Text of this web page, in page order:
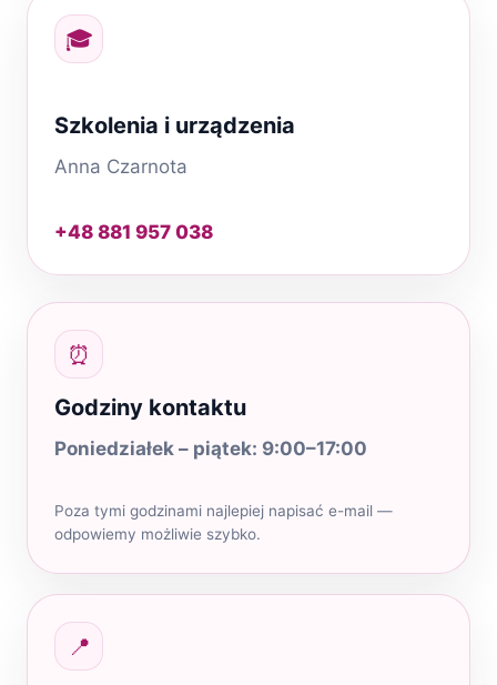
🎓
Szkolenia i urządzenia
Anna Czarnota
+48 881 957 038
⏰
Godziny kontaktu
Poniedziałek – piątek: 9:00–17:00
Poza tymi godzinami najlepiej napisać e-mail —
odpowiemy możliwie szybko.
📍